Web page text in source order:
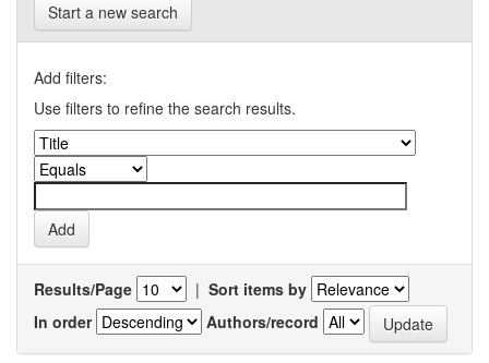
Start a new search
Add filters:
Use filters to refine the search results.
Results/Page | Sort items by
In order
Authors/record